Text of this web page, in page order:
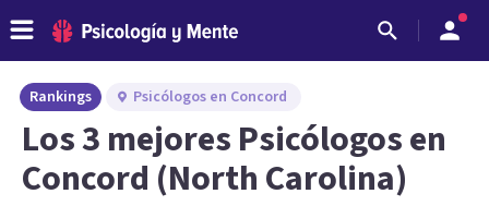
Rankings Psicólogos en Concord
Los 3 mejores Psicólogos en
Concord (North Carolina)